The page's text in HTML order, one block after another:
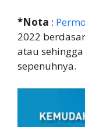
*Nota :
2022
atau
sepenuhnya.